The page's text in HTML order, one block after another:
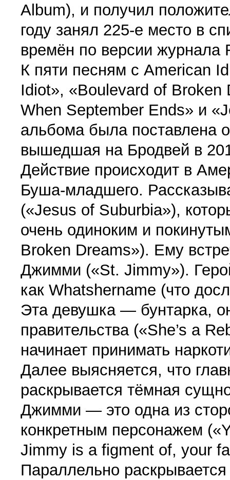
Album), и получил
году занял 225-е место в
времён по версии журнала
К пяти песням с American
Idiot», «Boulevard of Broken
When September Ends» и
альбома была поставлена
вышедшая на Бродвей в
Действие происходит в
Буша-младшего.
(«Jesus of Suburbia»),
очень одиноким и
Broken Dreams»). Ему
Джимми («St. Jimmy»).
как Whatshername (что
Эта девушка — бунтарка,
правительства («She’s a
начинает принимать
Далее выясняется, что
раскрывается тёмная
Джимми — это одна из
конкретным персонажем
Jimmy is a figment of, your
Параллельно